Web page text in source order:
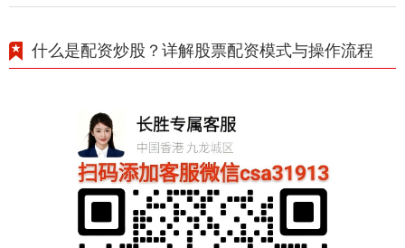
什么是配资炒股？详解股票配资模式与操作流程